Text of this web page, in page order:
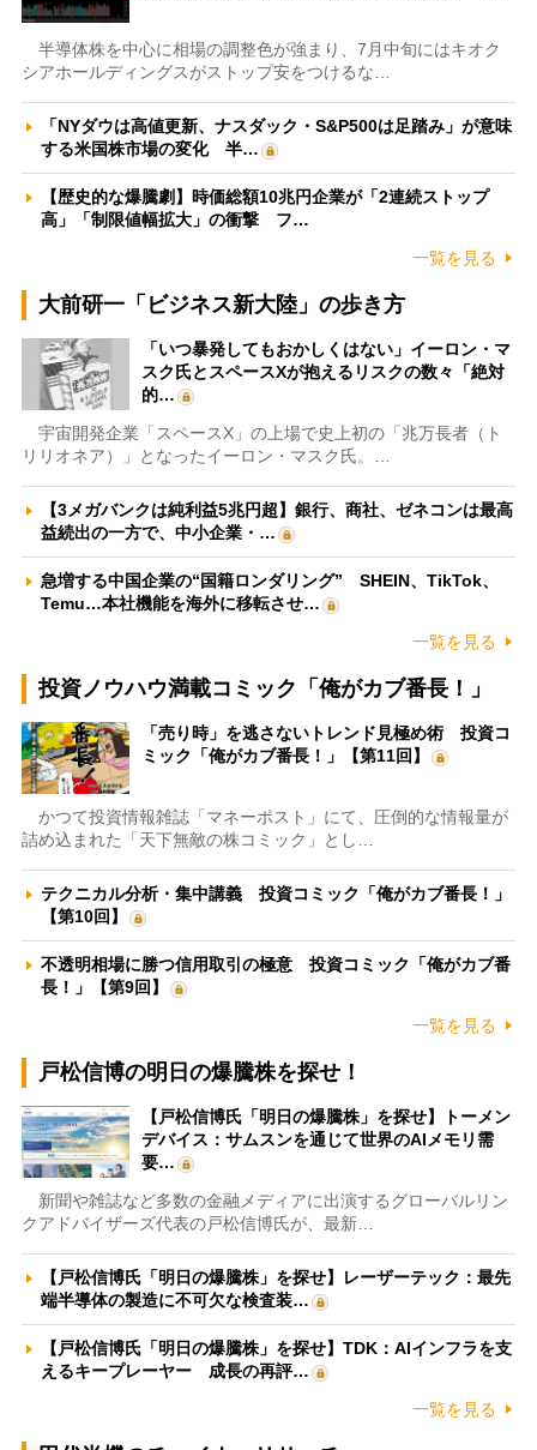
半導体株を中心に相場の調整色が強まり、7月中旬にはキオク
シアホールディングスがストップ安をつけるな…
「NYダウは高値更新、ナスダック・S&P500は足踏み」が意味
する米国株市場の変化 半…
【歴史的な爆騰劇】時価総額10兆円企業が「2連続ストップ
高」「制限値幅拡大」の衝撃 フ…
一覧を見る
大前研一「ビジネス新大陸」の歩き方
「いつ暴発してもおかしくはない」イーロン・マ
スク氏とスペースXが抱えるリスクの数々「絶対
的…
宇宙開発企業「スペースX」の上場で史上初の「兆万長者（ト
リリオネア）」となったイーロン・マスク氏。…
【3メガバンクは純利益5兆円超】銀行、商社、ゼネコンは最高
益続出の一方で、中小企業・…
急増する中国企業の“国籍ロンダリング” SHEIN、TikTok、
Temu…本社機能を海外に移転させ…
一覧を見る
投資ノウハウ満載コミック「俺がカブ番長！」
「売り時」を逃さないトレンド見極め術 投資コ
ミック「俺がカブ番長！」【第11回】
かつて投資情報雑誌「マネーポスト」にて、圧倒的な情報量が
詰め込まれた「天下無敵の株コミック」とし…
テクニカル分析・集中講義 投資コミック「俺がカブ番長！」
【第10回】
不透明相場に勝つ信用取引の極意 投資コミック「俺がカブ番
長！」【第9回】
一覧を見る
戸松信博の明日の爆騰株を探せ！
【戸松信博氏「明日の爆騰株」を探せ】トーメン
デバイス：サムスンを通じて世界のAIメモリ需
要…
新聞や雑誌など多数の金融メディアに出演するグローバルリン
クアドバイザーズ代表の戸松信博氏が、最新…
【戸松信博氏「明日の爆騰株」を探せ】レーザーテック：最先
端半導体の製造に不可欠な検査装…
【戸松信博氏「明日の爆騰株」を探せ】TDK：AIインフラを支
えるキープレーヤー 成長の再評…
一覧を見る